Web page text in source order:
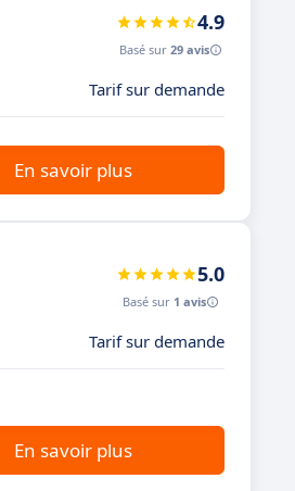
4.9
Basé sur 29 avis
Tarif sur demande
En savoir plus
5.0
Basé sur 1 avis
Tarif sur demande
En savoir plus